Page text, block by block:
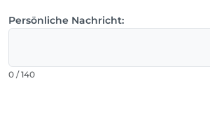
Persönliche Nachricht:
0 / 140